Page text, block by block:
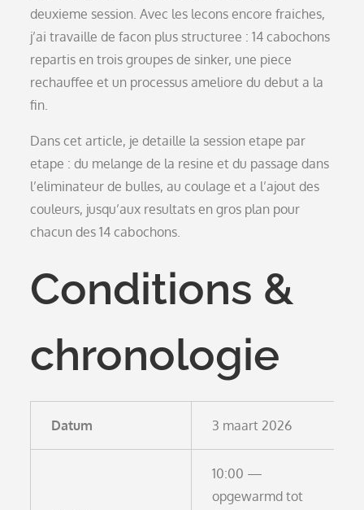
deuxieme session. Avec les lecons encore fraiches,
j’ai travaille de facon plus structuree : 14 cabochons
repartis en trois groupes de sinker, une piece
rechauffee et un processus ameliore du debut a la
fin.
Dans cet article, je detaille la session etape par
etape : du melange de la resine et du passage dans
l’eliminateur de bulles, au coulage et a l’ajout des
couleurs, jusqu’aux resultats en gros plan pour
chacun des 14 cabochons.
Conditions &
chronologie
Datum 3 maart 2026
10:00 —
opgewarmd tot